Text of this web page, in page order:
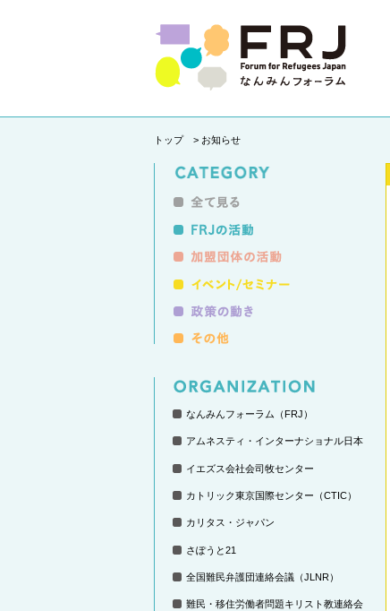
トップ> お知らせ
なんみんフォーラム（FRJ）
アムネスティ・インターナショナル日本
イエズス会社会司牧センター
カトリック東京国際センター（CTIC）
カリタス・ジャパン
さぽうと21
全国難民弁護団連絡会議（JLNR）
難民・移住労働者問題キリスト教連絡会